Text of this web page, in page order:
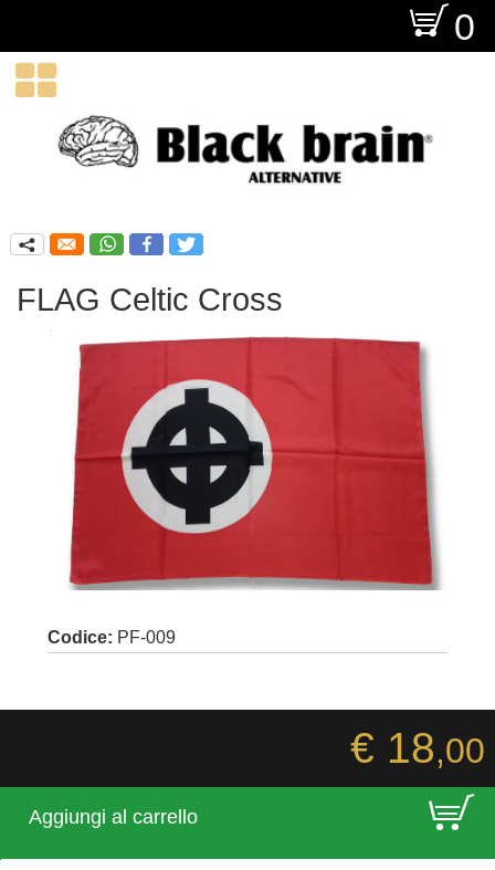
O 0

q
FLAG Celtic Cross
Codice: PF-009
€ 18,00
Aggiungi al carrello E